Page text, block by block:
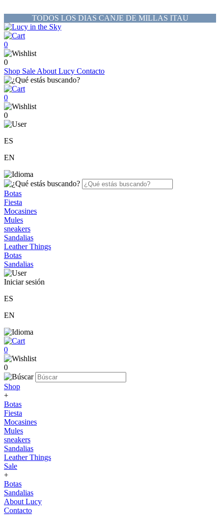
TODOS LOS DIAS CANJE DE MILLAS ITAU
0
0
Shop Sale About Lucy Contacto
0
0
ES
EN
Botas
Fiesta
Mocasines
Mules
sneakers
Sandalias
Leather Things
Botas
Sandalias
Iniciar sesión
ES
EN
0
0
Shop
+
Botas
Fiesta
Mocasines
Mules
sneakers
Sandalias
Leather Things
Sale
+
Botas
Sandalias
About Lucy
Contacto